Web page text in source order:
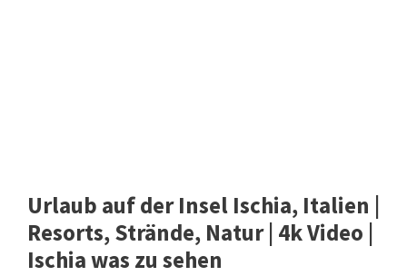
Urlaub auf der Insel Ischia, Italien |
Resorts, Strände, Natur | 4k Video |
Ischia was zu sehen